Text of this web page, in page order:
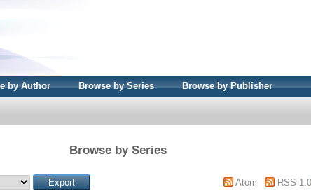
by Author Browse by Series Browse by Publisher
Browse by Series
Atom RSS 1.0